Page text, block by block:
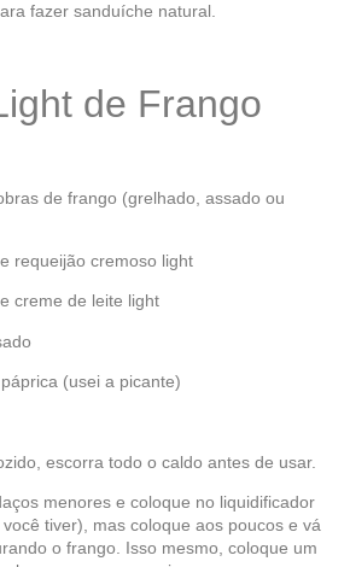
fazer sanduíche natural.
de Frango
de frango (grelhado, assado ou
requeijão cremoso light
creme de leite light
(usei a picante)
escorra todo o caldo antes de usar.
menores e coloque no liquidificador
tiver), mas coloque aos poucos e vá
o frango. Isso mesmo, coloque um